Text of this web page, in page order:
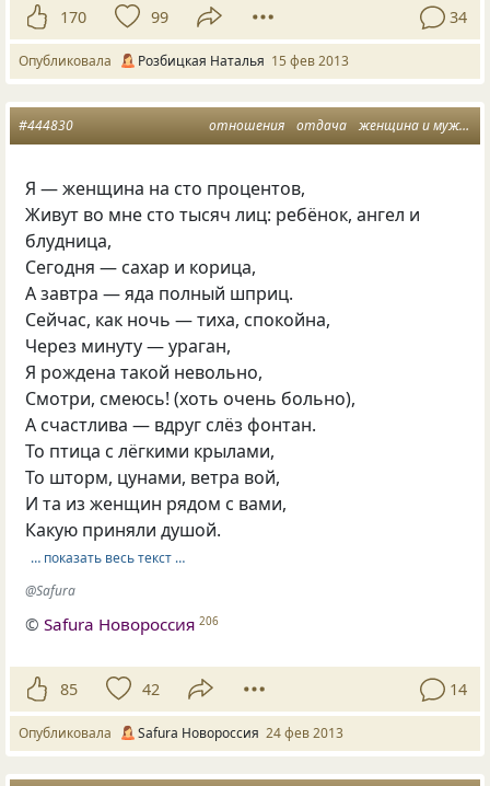
170 99 34
Опубликовала Розбицкая Наталья 15 фев 2013
отношения отдача женщина и мужчина
#444830
Я — женщина на сто процентов,
Живут во мне сто тысяч лиц: ребёнок, ангел и
блудница,
Сегодня — сахар и корица,
А завтра — яда полный шприц.
Сейчас, как ночь — тиха, спокойна,
Через минуту — ураган,
Я рождена такой невольно,
Смотри, смеюсь! (хоть очень больно),
А счастлива — вдруг слёз фонтан.
То птица с лёгкими крылами,
То шторм, цунами, ветра вой,
И та из женщин рядом с вами,
Какую приняли душой.
… показать весь текст …
@Safura
©Safura Новороссия 206
85 42 14
Опубликовала Safura Новороссия 24 фев 2013